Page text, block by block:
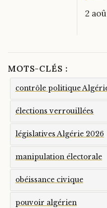
2
MOTS-CLÉS :
contrôle politique
élections verrouillées
législatives Algérie 2026
manipulation électorale
obéissance civique
pouvoir algérien